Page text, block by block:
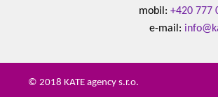
mobil: +420 777
e-mail:
© 2018 KATE agency s.r.o.